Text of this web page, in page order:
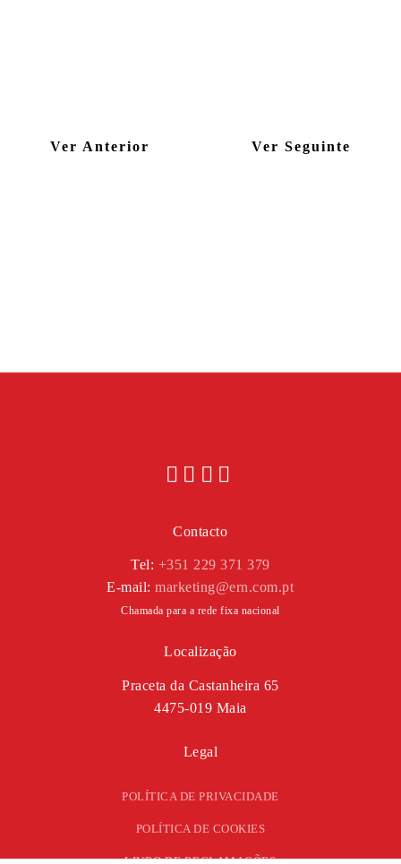
Ver Anterior Ver Seguinte
Contacto
Tel: +351 229 371 379
E-mail:marketing@ern.com.pt
Chamada para a rede fixa nacional
Localização
Praceta da Castanheira 65
4475-019 Maia
Legal
POLÍTICA DE PRIVACIDADE
POLÍTICA DE COOKIES
LIVRO DE RECLAMAÇÕES